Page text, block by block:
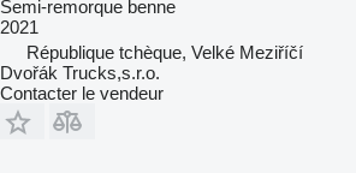
Semi-remorque benne
2021
République tchèque, Velké Meziříčí
Dvořák Trucks,s.r.o.
Contacter le vendeur